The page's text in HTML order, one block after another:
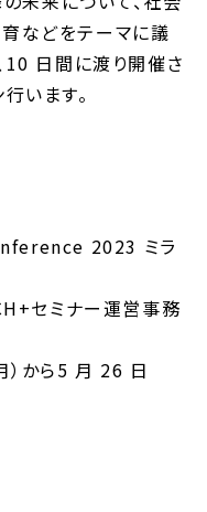
などをテーマに議
10 日間に渡り開催さ
います。
2023 ミラ
セミナー運営事務
から5 月 26 日